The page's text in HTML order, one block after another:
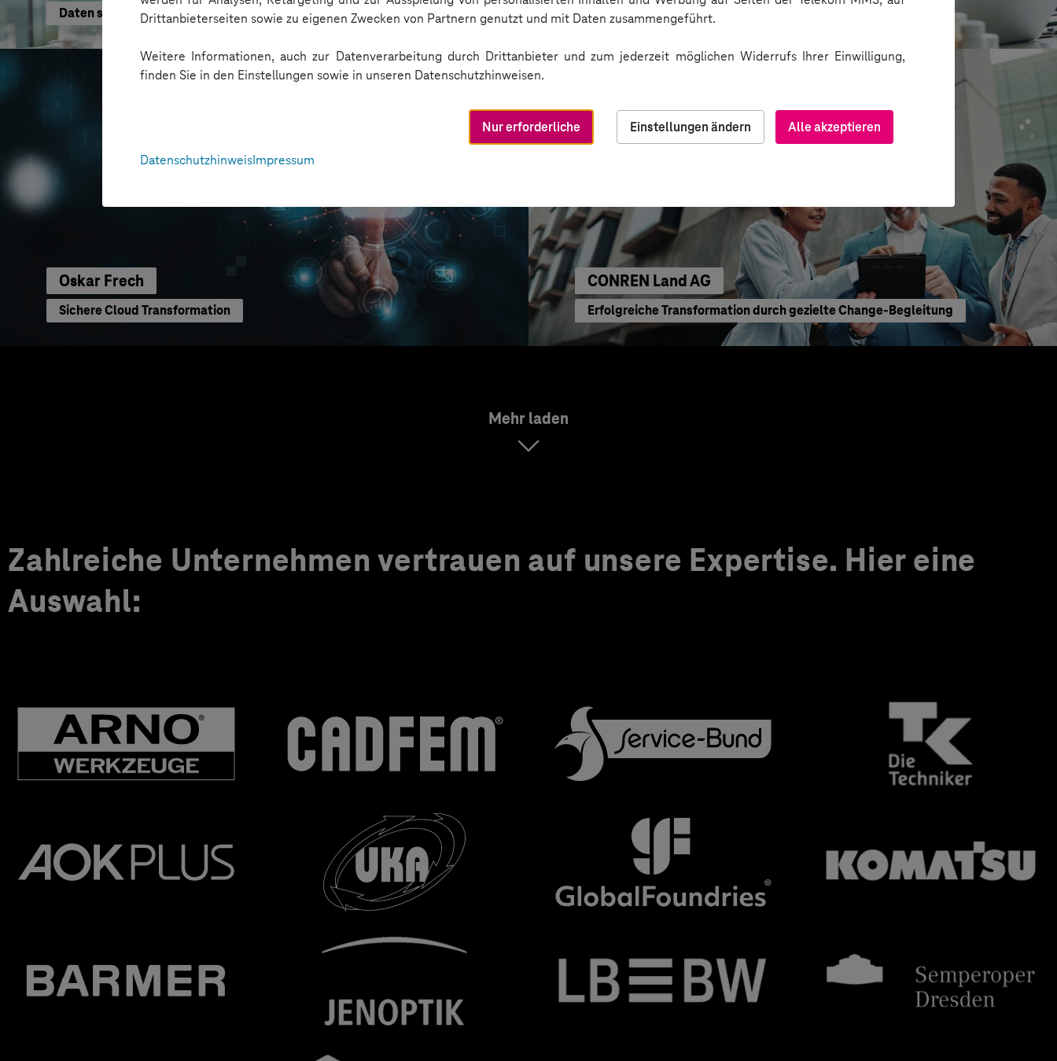
Drittanbieterseiten sowie zu eigenen Zwecken von Partnern genutzt und mit Daten zusammengeführt.
Weitere Informationen, auch zur Datenverarbeitung durch Drittanbieter und zum jederzeit möglichen Widerrufs Ihrer Einwilligung,
finden Sie in den Einstellungen sowie in unseren Datenschutzhinweisen.
Alle akzeptieren
Nur erforderliche
Einstellungen ändern
DatenschutzhinweisImpressum
Daten schneller nutzen Sichere Kommunikation über Messenger
Oskar Frech
Sichere Cloud Transformation
CONREN Land AG
Erfolgreiche Transformation durch gezielte Change-Begleitung
Mehr laden
Zahlreiche Unternehmen vertrauen auf unsere Expertise. Hier eine
Auswahl: